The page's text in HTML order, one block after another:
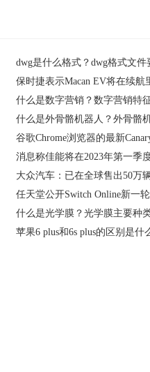
谷歌Chrome浏览器的最新
消息称佳能将在2023年第一季
什么是光学膜？光学膜主要种